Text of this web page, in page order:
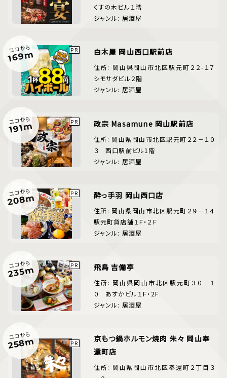
くすの木ビル１階
ジャンル: 居酒屋
ココから
169m 白木屋 岡山西口駅前店
住所: 岡山県岡山市北区駅元町２２-１７
シモサダビル２階
ジャンル: 居酒屋
ココから
191m 政宗 Masamune 岡山駅前店
住所: 岡山県岡山市北区駅元町２２－１０
３ 西口駅前ビル1階
ジャンル: 居酒屋
ココから
208m 酔っ手羽 岡山西口店
住所: 岡山県岡山市北区駅元町２９－１４
駅元町貸店舗１Ｆ・２Ｆ
ジャンル: 居酒屋
ココから
235m 飛鳥 吉備亭
住所: 岡山県岡山市北区駅元町３０－１
０ あすかビル１Ｆ・2F
ジャンル: 居酒屋
ココから
258m
京もつ鍋ホルモン焼肉 朱々 岡山奉
還町店
住所: 岡山県岡山市北区奉還町２丁目３